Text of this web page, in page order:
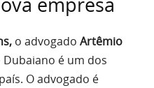
empresa
o advogado Artêmio
é um dos
O advogado é